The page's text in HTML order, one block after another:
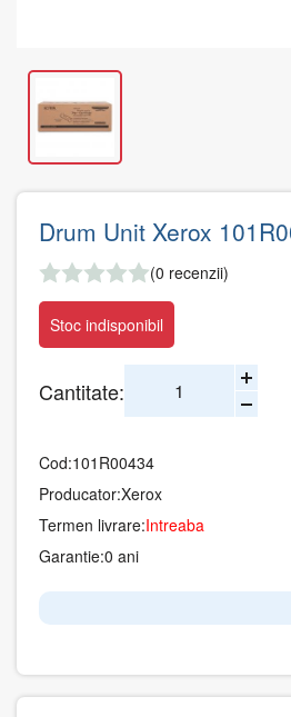
Drum Unit Xerox
(0 recenzii)
Stoc indisponibil
Cantitate:
Cod:101R00434
Producator:Xerox
Termen livrare:Intreaba
Garantie:0 ani